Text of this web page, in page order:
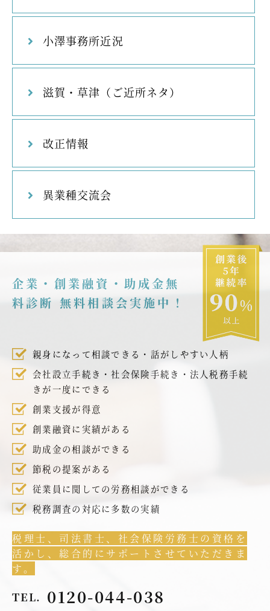
小澤事務所近況
滋賀・草津（ご近所ネタ）
改正情報
異業種交流会
企業・創業融資・助成金無
料診断 無料相談会実施中！
親身になって相談できる・話がしやすい人柄
会社設立手続き・社会保険手続き・法人税務手続
きが一度にできる
創業支援が得意
創業融資に実績がある
助成金の相談ができる
節税の提案がある
従業員に関しての労務相談ができる
税務調査の対応に多数の実績
税理士、司法書士、社会保険労務士の資格を
活かし、総合的にサポートさせていただきま
す。
TEL. 0120-044-038